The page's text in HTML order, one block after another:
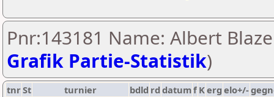
Pnr:143181 Name: Albert
Grafik Partie-Statistik)
tnrSt turnier bdld rd datumf Kerg elo+/-